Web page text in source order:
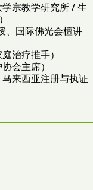
宗教学研究所 / 生
、国际佛光会檀讲
治疗推手）
会主席）
来西亚注册与执证